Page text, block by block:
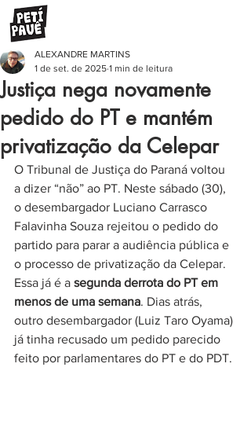
Justiça nega novamente
pedido do PT e mantém
privatização da Celepar
ALEXANDRE MARTINS
1 de set. de 2025 1 min de leitura
O Tribunal de Justiça do Paraná voltou
a dizer “não” ao PT. Neste sábado (30),
o desembargador Luciano Carrasco
Falavinha Souza rejeitou o pedido do
partido para parar a audiência pública e
o processo de privatização da Celepar.
Essa já é a segunda derrota do PT em
menos de uma semana. Dias atrás,
outro desembargador (Luiz Taro Oyama)
já tinha recusado um pedido parecido
feito por parlamentares do PT e do PDT.